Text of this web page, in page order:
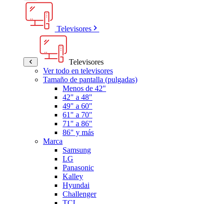
Televisores
Televisores
Ver todo en televisores
Tamaño de pantalla (pulgadas)
Menos de 42"
42" a 48"
49" a 60"
61" a 70"
71" a 86"
86" y más
Marca
Samsung
LG
Panasonic
Kalley
Hyundai
Challenger